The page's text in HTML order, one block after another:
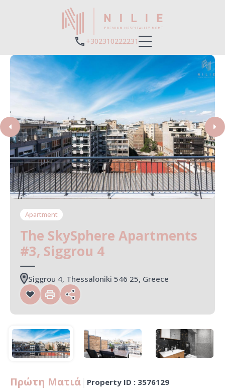
+302310222231
Apartment
The SkySphere Apartments
#3, Siggrou 4
Siggrou 4, Thessaloniki 546 25, Greece
Πρώτη Ματιά Property ID : 3576129